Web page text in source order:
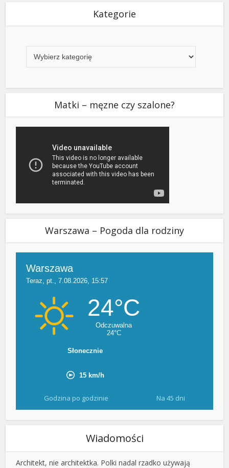
Kategorie
Matki – męzne czy szalone?
Warszawa – Pogoda dla rodziny
Godzina po godzinie Na 45 dni
Wiadomości
Architekt, nie architektka. Polki nadal rzadko używają